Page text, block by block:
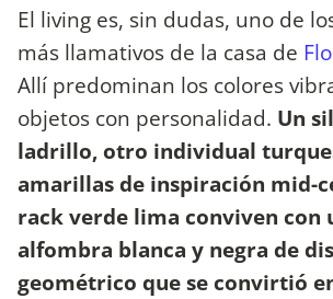
El living es, sin dudas, uno de
más llamativos de la casa de
Allí predominan los colores
objetos con personalidad. Un
ladrillo, otro individual
amarillas de inspiración mid-
rack verde lima conviven con
alfombra blanca y negra de
geométrico que se convirtió